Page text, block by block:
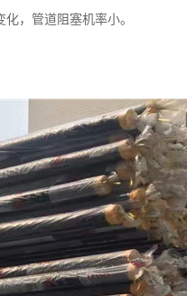
，管道阻塞机率小。